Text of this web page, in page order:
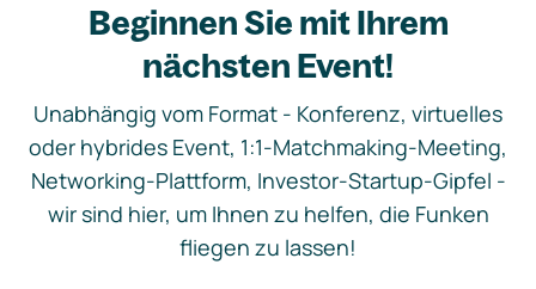
Beginnen Sie mit Ihrem
nächsten Event!
Unabhängig vom Format - Konferenz, virtuelles
oder hybrides Event, 1:1-Matchmaking-Meeting,
Networking-Plattform, Investor-Startup-Gipfel -
wir sind hier, um Ihnen zu helfen, die Funken
fliegen zu lassen!